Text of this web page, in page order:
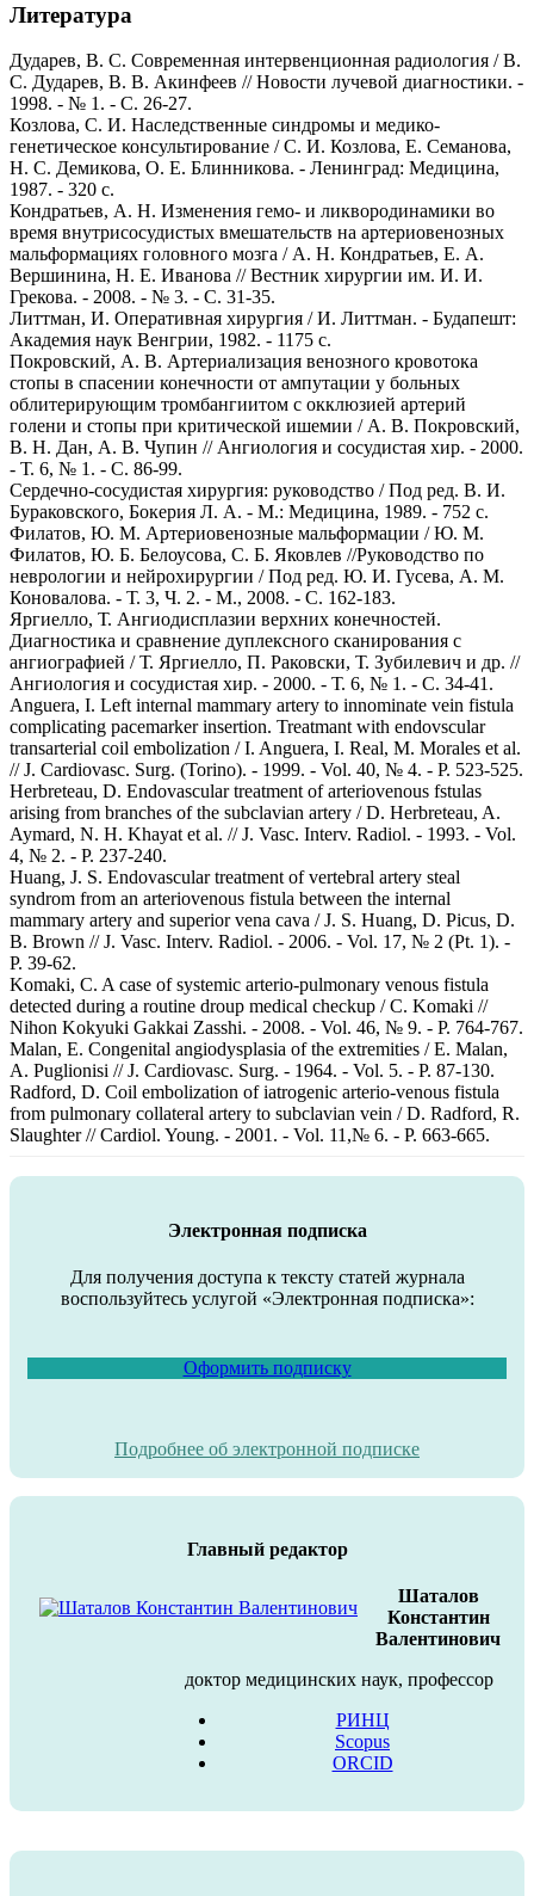
Литература
Дударев, В. С. Современная интервенционная радиология / В.
С. Дударев, В. В. Акинфеев // Новости лучевой диагностики. -
1998. - № 1. - С. 26-27.
Козлова, С. И. Наследственные синдромы и медико-
генетическое консультирование / С. И. Козлова, Е. Семанова,
Н. С. Демикова, О. Е. Блинникова. - Ленинград: Медицина,
1987. - 320 с.
Кондратьев, А. Н. Изменения гемо- и ликвородинамики во
время внутрисосудистых вмешательств на артериовенозных
мальформациях головного мозга / А. Н. Кондратьев, Е. А.
Вершинина, Н. Е. Иванова // Вестник хирургии им. И. И.
Грекова. - 2008. - № 3. - С. 31-35.
Литтман, И. Оперативная хирургия / И. Литтман. - Будапешт:
Академия наук Венгрии, 1982. - 1175 с.
Покровский, А. В. Артериализация венозного кровотока
стопы в спасении конечности от ампутации у больных
облитерирующим тромбангиитом с окклюзией артерий
голени и стопы при критической ишемии / А. В. Покровский,
В. Н. Дан, А. В. Чупин // Ангиология и сосудистая хир. - 2000.
- Т. 6, № 1. - С. 86-99.
Сердечно-сосудистая хирургия: руководство / Под ред. В. И.
Бураковского, Бокерия Л. А. - М.: Медицина, 1989. - 752 с.
Филатов, Ю. М. Артериовенозные мальформации / Ю. М.
Филатов, Ю. Б. Белоусова, С. Б. Яковлев //Руководство по
неврологии и нейрохирургии / Под ред. Ю. И. Гусева, А. М.
Коновалова. - Т. 3, Ч. 2. - М., 2008. - С. 162-183.
Яргиелло, Т. Ангиодисплазии верхних конечностей.
Диагностика и сравнение дуплексного сканирования с
ангиографией / Т. Яргиелло, П. Раковски, Т. Зубилевич и др. //
Ангиология и сосудистая хир. - 2000. - Т. 6, № 1. - С. 34-41.
Anguera, I. Left internal mammary artery to innominate vein fistula
complicating pacemarker insertion. Treatmant with endovscular
transarterial coil embolization / I. Anguera, I. Real, M. Morales et al.
// J. Cardiovasc. Surg. (Torino). - 1999. - Vol. 40, № 4. - P. 523-525.
Herbreteau, D. Endovascular treatment of arteriovenous fstulas
arising from branches of the subclavian artery / D. Herbreteau, A.
Aymard, N. H. Khayat et al. // J. Vasc. Interv. Radiol. - 1993. - Vol.
4, № 2. - P. 237-240.
Huang, J. S. Endovascular treatment of vertebral artery steal
syndrom from an arteriovenous fistula between the internal
mammary artery and superior vena cava / J. S. Huang, D. Picus, D.
B. Brown // J. Vasc. Interv. Radiol. - 2006. - Vol. 17, № 2 (Pt. 1). -
P. 39-62.
Komaki, C. A case of systemic arterio-pulmonary venous fistula
detected during a routine droup medical checkup / C. Komaki //
Nihon Kokyuki Gakkai Zasshi. - 2008. - Vol. 46, № 9. - P. 764-767.
Malan, E. Congenital angiodysplasia of the extremities / E. Malan,
A. Puglionisi // J. Cardiovasc. Surg. - 1964. - Vol. 5. - P. 87-130.
Radford, D. Coil embolization of iatrogenic arterio-venous fistula
from pulmonary collateral artery to subclavian vein / D. Radford, R.
Slaughter // Cardiol. Young. - 2001. - Vol. 11,№ 6. - P. 663-665.
Электронная подписка
Для получения доступа к тексту статей журнала
воспользуйтесь услугой «Электронная подписка»:
Оформить подписку
Подробнее об электронной подписке
Главный редактор
Шаталов
Константин
Валентинович
доктор медицинских наук, профессор
РИНЦ
Scopus
ORCID